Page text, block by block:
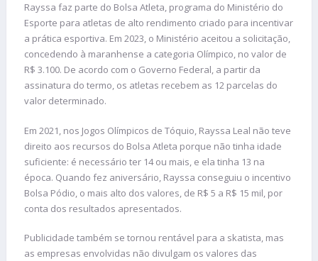
Rayssa faz parte do Bolsa Atleta, programa do Ministério do
Esporte para atletas de alto rendimento criado para incentivar
a prática esportiva. Em 2023, o Ministério aceitou a solicitação,
concedendo à maranhense a categoria Olímpico, no valor de
R$ 3.100. De acordo com o Governo Federal, a partir da
assinatura do termo, os atletas recebem as 12 parcelas do
valor determinado.
Em 2021, nos Jogos Olímpicos de Tóquio, Rayssa Leal não teve
direito aos recursos do Bolsa Atleta porque não tinha idade
suficiente: é necessário ter 14 ou mais, e ela tinha 13 na
época. Quando fez aniversário, Rayssa conseguiu o incentivo
Bolsa Pódio, o mais alto dos valores, de R$ 5 a R$ 15 mil, por
conta dos resultados apresentados.
Publicidade também se tornou rentável para a skatista, mas
as empresas envolvidas não divulgam os valores das